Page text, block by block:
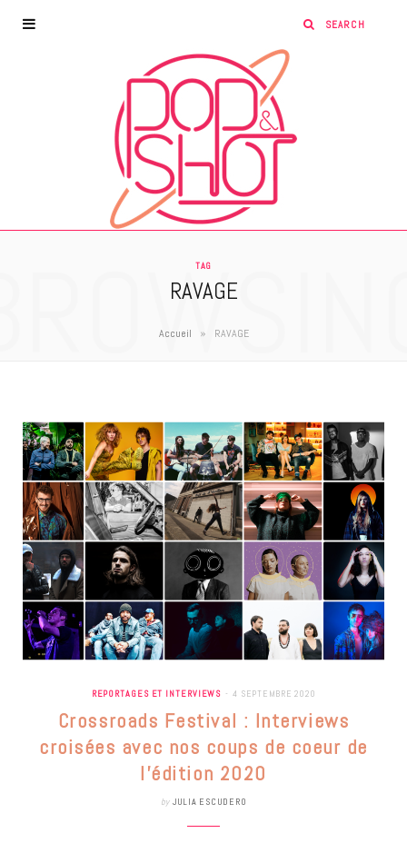
TAG
RAVAGE
Accueil » RAVAGE
REPORTAGES ET INTERVIEWS 4 SEPTEMBRE 2020
Crossroads Festival : Interviews
croisées avec nos coups de coeur de
l’édition 2020
by JULIA ESCUDERO